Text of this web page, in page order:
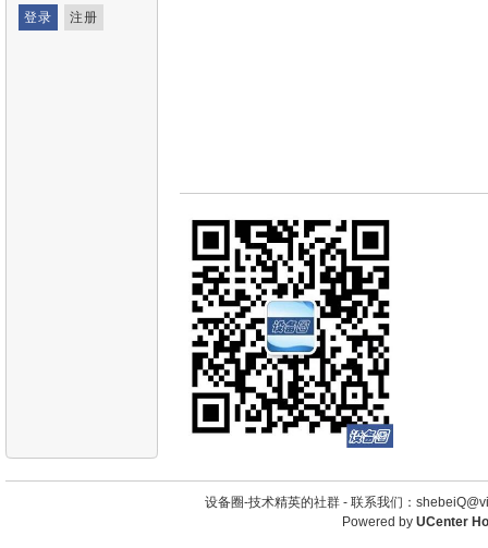
设备圈-技术精英的社群 - 联系我们：
Powered by UCenter